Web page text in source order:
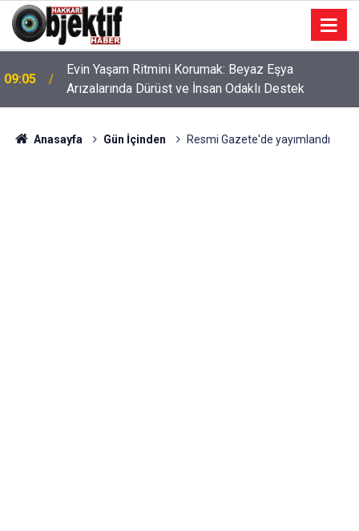
09:05
Evin Yaşam Ritmini Korumak: Beyaz Eşya
Arızalarında Dürüst ve İnsan Odaklı Destek
Anasayfa Gün İçinden Resmi Gazete'de yayımlandı